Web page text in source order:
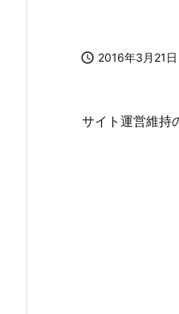
 2016年3月21日
サイト運営維持